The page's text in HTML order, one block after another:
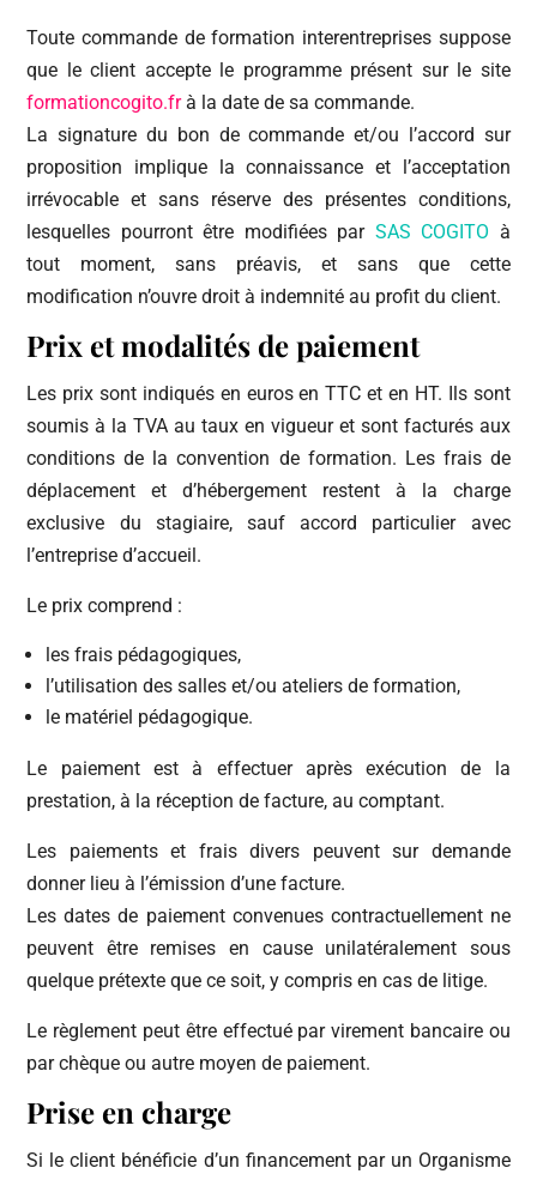
Toute commande de formation interentreprises suppose
que le client accepte le programme présent sur le site
formationcogito.frà la date de sa commande.
La signature du bon de commande et/ou l’accord sur
proposition implique la connaissance et l’acceptation
irrévocable et sans réserve des présentes conditions,
lesquelles pourront être modifiées par SAS COGITO à
tout moment, sans préavis, et sans que cette
modification n’ouvre droit à indemnité au profit du client.
Prix et modalités de paiement
Les prix sont indiqués en euros en TTC et en HT. Ils sont
soumis à la TVA au taux en vigueur et sont facturés aux
conditions de la convention de formation. Les frais de
déplacement et d’hébergement restent à la charge
exclusive du stagiaire, sauf accord particulier avec
l’entreprise d’accueil.
Le prix comprend :
les frais pédagogiques,
l’utilisation des salles et/ou ateliers de formation,
le matériel pédagogique.
Le paiement est à effectuer après exécution de la
prestation, à la réception de facture, au comptant.
Les paiements et frais divers peuvent sur demande
donner lieu à l’émission d’une facture.
Les dates de paiement convenues contractuellement ne
peuvent être remises en cause unilatéralement sous
quelque prétexte que ce soit, y compris en cas de litige.
Le règlement peut être effectué par virement bancaire ou
par chèque ou autre moyen de paiement.
Prise en charge
Si le client bénéficie d’un financement par un Organisme